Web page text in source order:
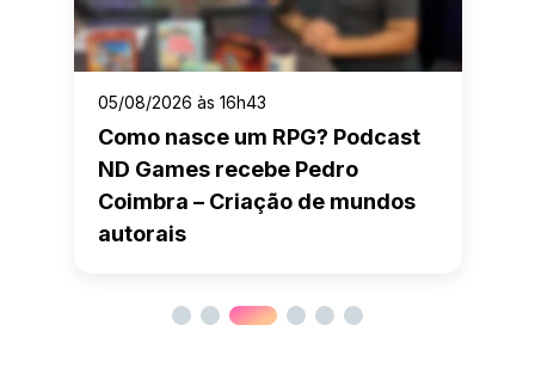
05/08/2026 às 16h43
Como nasce um RPG? Podcast
ND Games recebe Pedro
Coimbra – Criação de mundos
autorais